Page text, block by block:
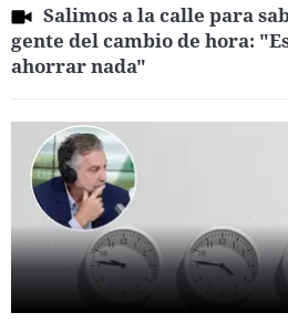
Salimos a la calle para
gente del cambio de hora:
ahorrar nada"